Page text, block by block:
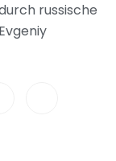
russische